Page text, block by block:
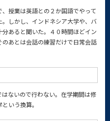
授業は英語との２か国語でやって
しかし、インドネシア大学や、バ
あると聞いた。４０時間ほどイン
あとは会話の練習だけで日常会話
ないので行わない。在学期間は修
いう換算。